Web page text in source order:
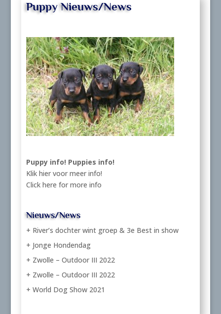
Puppy Nieuws/News
Puppy info! Puppies info!
Klik hier voor meer info!
Click here for more info
Nieuws/News
+ River’s dochter wint groep & 3e Best in show
+ Jonge Hondendag
+ Zwolle – Outdoor III 2022
+ Zwolle – Outdoor III 2022
+ World Dog Show 2021